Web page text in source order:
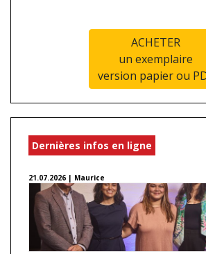
ACHETER
un exemplaire
version papier ou
Dernières infos en ligne
21.07.2026 | Maurice